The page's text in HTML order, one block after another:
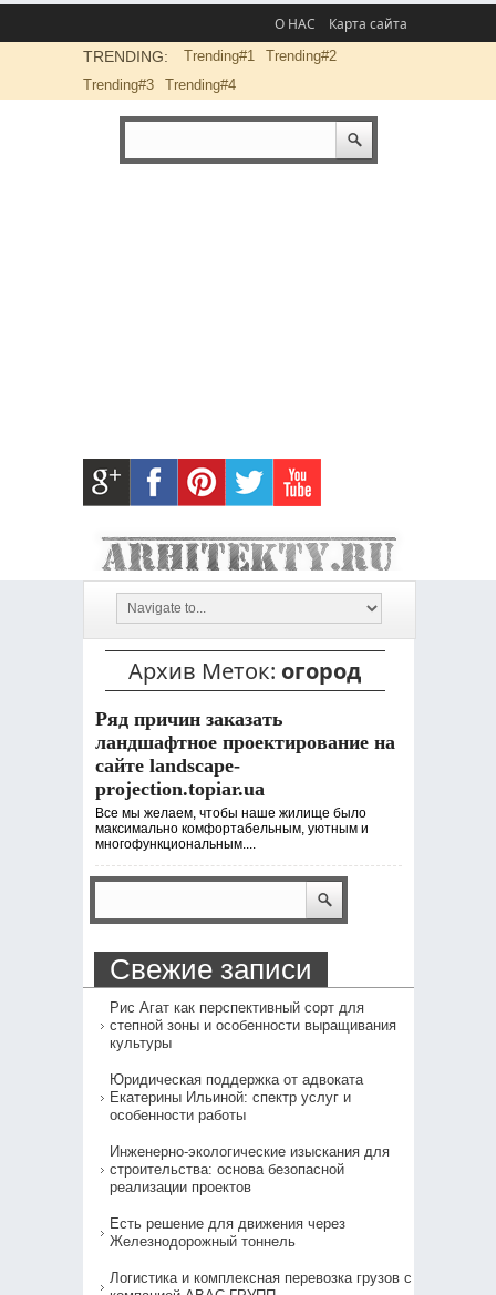
О НАС Карта сайта
TRENDING: Trending#1
Trending#2
Trending#3
Trending#4
Архив Меток: огород
Ряд причин заказать
ландшафтное проектирование на
сайте landscape-
projection.topiar.ua
Все мы желаем, чтобы наше жилище было
максимально комфортабельным, уютным и
многофункциональным....
Свежие записи
Рис Агат как перспективный сорт для
степной зоны и особенности выращивания
культуры
Юридическая поддержка от адвоката
Екатерины Ильиной: спектр услуг и
особенности работы
Инженерно-экологические изыскания для
строительства: основа безопасной
реализации проектов
Есть решение для движения через
Железнодорожный тоннель
Логистика и комплексная перевозка грузов с